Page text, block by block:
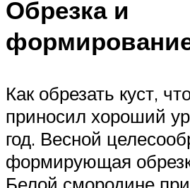
Обрезка и
Как обрезать куст,
приносил хороший
год. Весной
формирующая